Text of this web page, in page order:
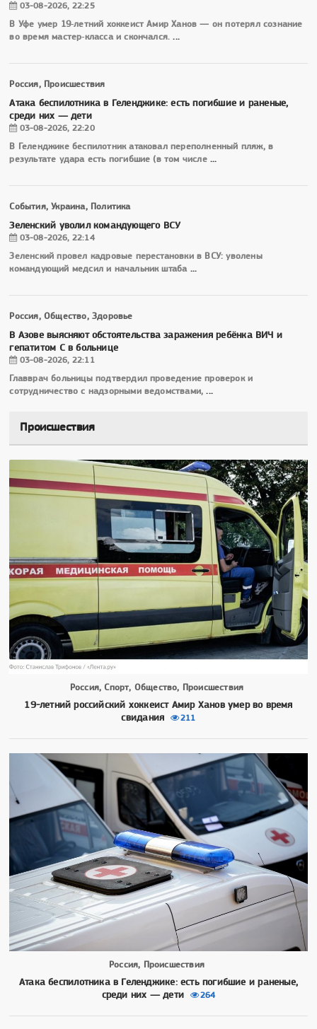
03-08-2026, 22:25
В Уфе умер 19‑летний хоккеист Амир Ханов — он потерял сознание
во время мастер‑класса и скончался....
Россия, Происшествия
Атака беспилотника в Геленджике: есть погибшие и раненые,
среди них — дети
03-08-2026, 22:20
В Геленджике беспилотник атаковал переполненный пляж, в
результате удара есть погибшие (в том числе...
События, Украина, Политика
Зеленский уволил командующего ВСУ
03-08-2026, 22:14
Зеленский провел кадровые перестановки в ВСУ: уволены
командующий медсил и начальник штаба ...
Россия, Общество, Здоровье
В Азове выясняют обстоятельства заражения ребёнка ВИЧ и
гепатитом С в больнице
03-08-2026, 22:11
Главврач больницы подтвердил проведение проверок и
сотрудничество с надзорными ведомствами,...
Происшествия
Россия, Спорт, Общество, Происшествия
19-летний российский хоккеист Амир Ханов умер во время
свидания
211
Россия, Происшествия
Атака беспилотника в Геленджике: есть погибшие и раненые,
среди них — дети
264